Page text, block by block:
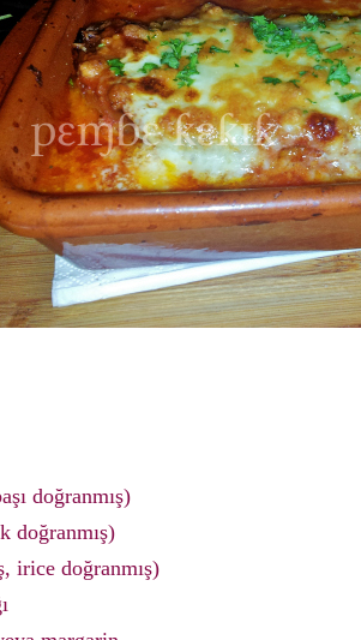
doğranmış)
doğranmış)
irice doğranmış)